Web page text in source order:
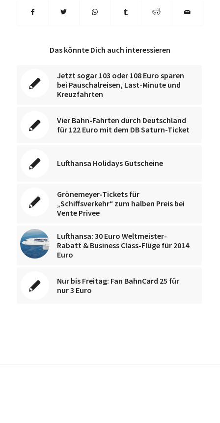
Das könnte Dich auch interessieren
Jetzt sogar 103 oder 108 Euro sparen
bei Pauschalreisen, Last-Minute und
Kreuzfahrten
Vier Bahn-Fahrten durch Deutschland
für 122 Euro mit dem DB Saturn-Ticket
Lufthansa Holidays Gutscheine
Grönemeyer-Tickets für
„Schiffsverkehr“ zum halben Preis bei
Vente Privee
Lufthansa: 30 Euro Weltmeister-
Rabatt & Business Class-Flüge für 2014
Euro
Nur bis Freitag: Fan BahnCard 25 für
nur 3 Euro